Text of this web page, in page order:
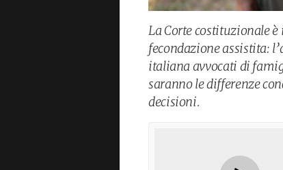
La Corte costituzionale
fecondazione assistita:
italiana avvocati di
saranno le differenze
decisioni.